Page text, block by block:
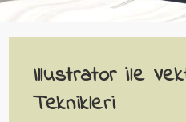
Illustrator ile
Teknikleri